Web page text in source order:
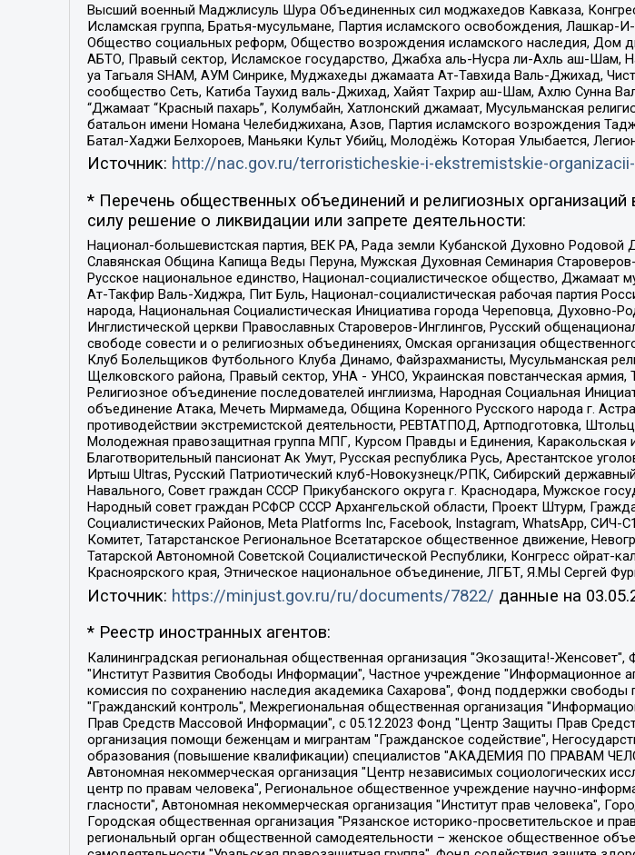
Высший военный Маджлисуль Шура Объединенных сил моджахедов Кавказа,
Исламская группа, Братья-мусульмане, Партия исламского освобождения, Лашкар-
Общество социальных реформ, Общество возрождения исламского наследия,
АБТО, Правый сектор, Исламское государство, Джабха аль-Нусра ли-Ахль аш-Шам,
уа Тагьаля SHAM, АУМ Синрике, Муджахеды джамаата Ат-Тавхида Валь-Джихад,
сообщество Сеть, Катиба Таухид валь-Джихад, Хайят Тахрир аш-Шам, Ахлю Сунна
“Джамаат “Красный пахарь”, Колумбайн, Хатлонский джамаат, Мусульманская
батальон имени Номана Челебиджихана, Азов, Партия исламского возрождения
Батал-Хаджи Белхороев, Маньяки Культ Убийц, Молодёжь Которая Улыбается,
Источник: http://nac.gov.ru/terroristicheskie-i-ekstremistskie-
* Перечень общественных объединений и религиозных
силу решение о ликвидации или запрете деятельности:
Национал-большевистская партия, ВЕК РА, Рада земли Кубанской Духовно
Славянская Община Капища Веды Перуна, Мужская Духовная Семинария
Русское национальное единство, Национал-социалистическое общество,
Ат-Такфир Валь-Хиджра, Пит Буль, Национал-социалистическая рабочая партия
народа, Национальная Социалистическая Инициатива города Череповца, Духовно-
Инглистической церкви Православных Староверов-Инглингов, Русский
свободе совести и о религиозных объединениях, Омская организация
Клуб Болельщиков Футбольного Клуба Динамо, Файзрахманисты, Мусульманская
Щелковского района, Правый сектор, УНА - УНСО, Украинская повстанческая
Религиозное объединение последователей инглиизма, Народная Социальная
объединение Атака, Мечеть Мирмамеда, Община Коренного Русского народа г.
противодействии экстремистской деятельности, РЕВТАТПОД, Артподготовка,
Молодежная правозащитная группа МПГ, Курсом Правды и Единения, Каракольская
Благотворительный пансионат Ак Умут, Русская республика Русь, Арестантское
Иртыш Ultras, Русский Патриотический клуб-Новокузнецк/РПК, Сибирский
Навального, Совет граждан СССР Прикубанского округа г. Краснодара, Мужское
Народный совет граждан РСФСР СССР Архангельской области, Проект Штурм,
Социалистических Районов, Meta Platforms Inc, Facebook, Instagram, WhatsApp,
Комитет, Татарстанское Региональное Всетатарское общественное движение,
Татарской Автономной Советской Социалистической Республики, Конгресс ойрат-
Красноярского края, Этническое национальное объединение, ЛГБТ, Я.МЫ Сергей
Источник: https://minjust.gov.ru/ru/documents/7822/ данные на
* Реестр иностранных агентов:
Калининградская региональная общественная организация "Экозащита!-Женсовет", Фонд содействия защите прав и свобод граждан "Общественный вердикт", Фонд "Институт Развития Свободы Информации", Частное учреждение "Информационное агентство МЕМО. РУ", Региональная общественная организация "Общественная комиссия по сохранению наследия академика Сахарова", Фонд поддержки свободы прессы, Санкт-Петербургская общественная правозащитная организация "Гражданский контроль", Межрегиональная общественная организация "Информационно-просветительский центр "Мемориал", Региональный Фонд "Центр Защиты Прав Средств Массовой Информации", с 05.12.2023 Фонд "Центр Защиты Прав Средств массовой информации", Региональная общественная благотворительная организация помощи беженцам и мигрантам "Гражданское содействие", Негосударственное образовательное учреждение дополнительного профессионального образования (повышение квалификации) специалистов "АКАДЕМИЯ ПО ПРАВАМ ЧЕЛОВЕКА", Свердловская региональная общественная организация "Сутяжник", Автономная некоммерческая организация "Центр независимых социологических исследований", Союз общественных объединений "Российский исследовательский центр по правам человека", Региональное общественное учреждение научно-информационный центр "МЕМОРИАЛ", Некоммерческая организация "Фонд защиты гласности", Автономная некоммерческая организация "Институт прав человека", Городская общественная организация "Екатеринбургское общество "МЕМОРИАЛ", Городская общественная организация "Рязанское историко-просветительское и правозащитное общество "Мемориал" (Рязанский Мемориал), Челябинский региональный орган общественной самодеятельности – женское общественное объединение "Женщины Евразии", Челябинский региональный орган общественной самодеятельности "Уральская правозащитная группа", Фонд содействия защите здоровья и социальной справедливости имени Андрея Рылькова, Автономная Некоммерческая Организация "Аналитический Центр Юрия Левады", Автономная некоммерческая организация социальной поддержки населения "Проект Апрель", Региональная общественная организация помощи женщинам и детям, находящимся в кризисной ситуации "Информационно-методический центр "Анна", Фонд содействия развитию массовых коммуникаций и правовому просвещению "Так-так-Так", Фонд содействия устойчивому развитию "Серебряная тайга", Свердловский региональный общественный фонд социальных проектов "Новое время", "Idel.Реалии", Кавказ.Реалии, Крым.Реалии, Телеканал Настоящее Время, Татаро-башкирская служба Радио Свобода (Azatliq Radiosi), Радио Свободная Европа/Радио Свобода (PCE/PC), "Сибирь.Реалии", "Фактограф", Благотворительный фонд помощи осужденным и их семьям, Автономная некоммерческая организация "Институт глобализации и социальных движений", Фонд "В защиту прав заключенных", Частное учреждение "Центр поддержки и содействия развитию средств массовой информации", Пензенский региональный общественный благотворительный фонд "Гражданский союз", "Север.Реалии", Некоммерческая организация Фонд "Правовая инициатива", Общество с ограниченной ответственностью "Радио Свободная Европа/Радио Свобода", Чешское информационное агентство "MEDIUM-ORIENT", Красноярская региональная общественная организация "Мы против СПИДа", Камалягин Денис Николаевич, Маркелов Сергей Евгеньевич, Пономарев Лев Александрович, Савицкая Людмила Алексеевна, Автономная некоммерческая организация "Центр по работе с проблемой насилия "НАСИЛИЮ.НЕТ", Межрегиональный профессиональный союз работников здравоохранения "Альянс врачей", Юридическое лицо, зарегистрированное в Латвийской Республике, SIA "Medusa Project" (регистрационный номер 40103797863, дата регистрации 10.06.2014), Некоммерческая организация "Фонд по борьбе с коррупцией", Автономная некоммерческая организация "Институт права и публичной политики", Баданин Роман Сергеевич, Гликин Максим Александрович, Железнова Мария Михайловна, Лукьянова Юлия Сергеевна, Маетная Елизавета Витальевна, Маняхин Петр Борисович, Чуракова Ольга Владимировна, Ярош Юлия Петровна, Юридическое лицо "The Insider SIA", зарегистрированное в Риге, Латвийская Республика (дата регистрации 26.06.2015), являющееся администратором доменного имени интернет-издания "The Insider SIA", https://theins.ru, Постернак Алексей Евгеньевич, Рубин Михаил Аркадьевич, Анин Роман Александрович, Юридическое лицо Istories fonds, зарегистрированное в Латвийской Республике (регистрационный номер 50008295751, дата регистрации 24.02.2020), Великовский Дмитрий Александрович, Долинина Ирина Николаевна, Мароховская Алеся Алексеевна, Шлейнов Роман Юрьевич, Шмагун Олеся Валентиновна, Общество с ограниченной ответственностью "Альтаир 2021", Общество с ограниченной ответственностью "Вега 2021", Общество с ограниченной ответственностью "Главный редактор 2021", Общество с ограниченной ответственностью "Ромашки монолит", Важенков Артем Валерьевич, Ивановская областная общественная организация "Центр гендерных исследований", Гурман Юрий Альбертович, Медиапроект "ОВД-Инфо", Егоров Владимир Владимирович, Жилинский Владимир